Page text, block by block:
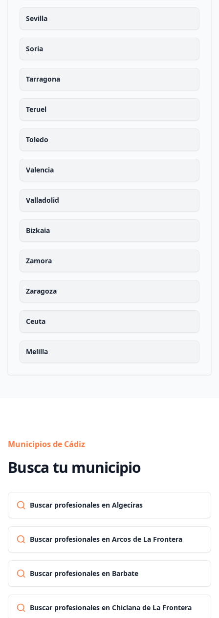
Sevilla
Soria
Tarragona
Teruel
Toledo
Valencia
Valladolid
Bizkaia
Zamora
Zaragoza
Ceuta
Melilla
Municipios de Cádiz
Busca tu municipio
Buscar profesionales en Algeciras
Buscar profesionales en Arcos de La Frontera
Buscar profesionales en Barbate
Buscar profesionales en Chiclana de La Frontera